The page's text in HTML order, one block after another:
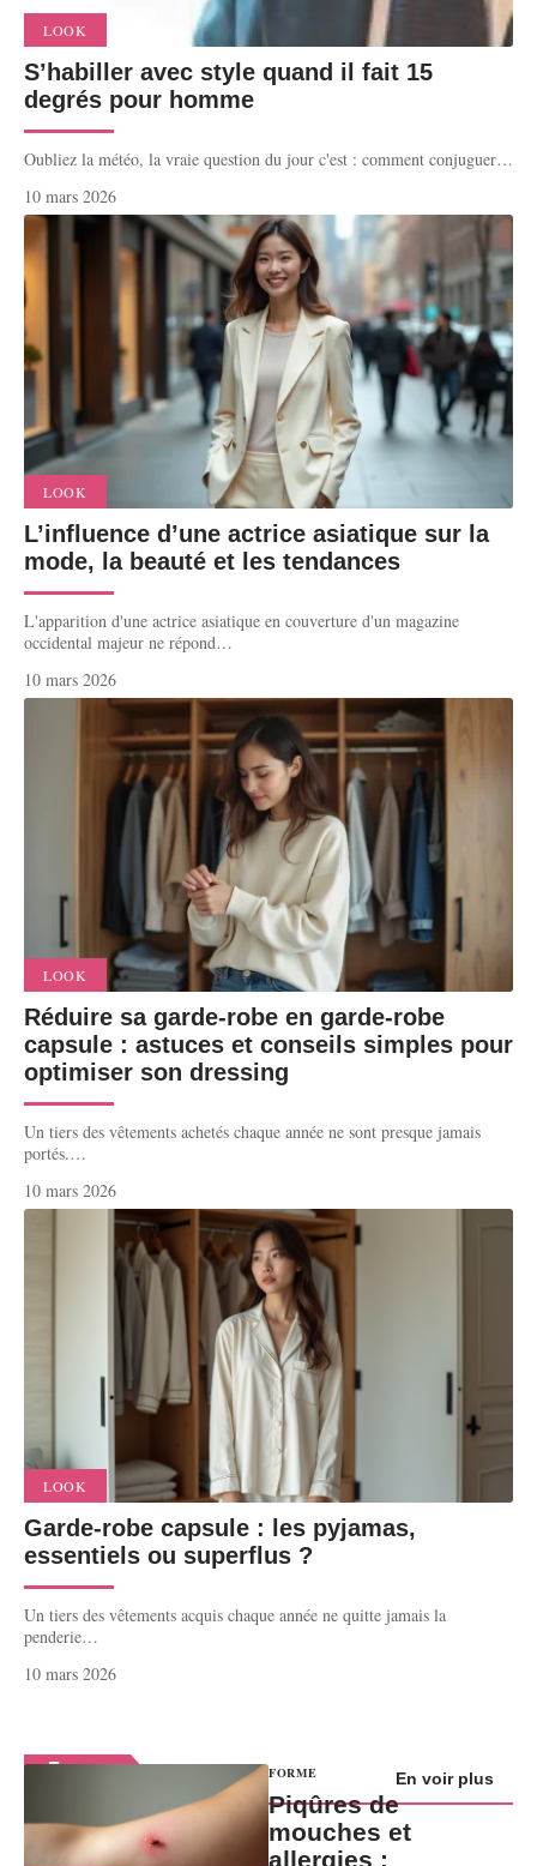
LOOK
S’habiller avec style quand il fait 15
degrés pour homme
Oubliez la météo, la vraie question du jour c'est : comment conjuguer…
10 mars 2026
LOOK
L’influence d’une actrice asiatique sur la
mode, la beauté et les tendances
L'apparition d'une actrice asiatique en couverture d'un magazine
occidental majeur ne répond…
10 mars 2026
LOOK
Réduire sa garde-robe en garde-robe
capsule : astuces et conseils simples pour
optimiser son dressing
Un tiers des vêtements achetés chaque année ne sont presque jamais
portés.…
10 mars 2026
LOOK
Garde-robe capsule : les pyjamas,
essentiels ou superflus ?
Un tiers des vêtements acquis chaque année ne quitte jamais la
penderie…
10 mars 2026
Forme En voir plus
FORME
Piqûres de
mouches et
allergies :